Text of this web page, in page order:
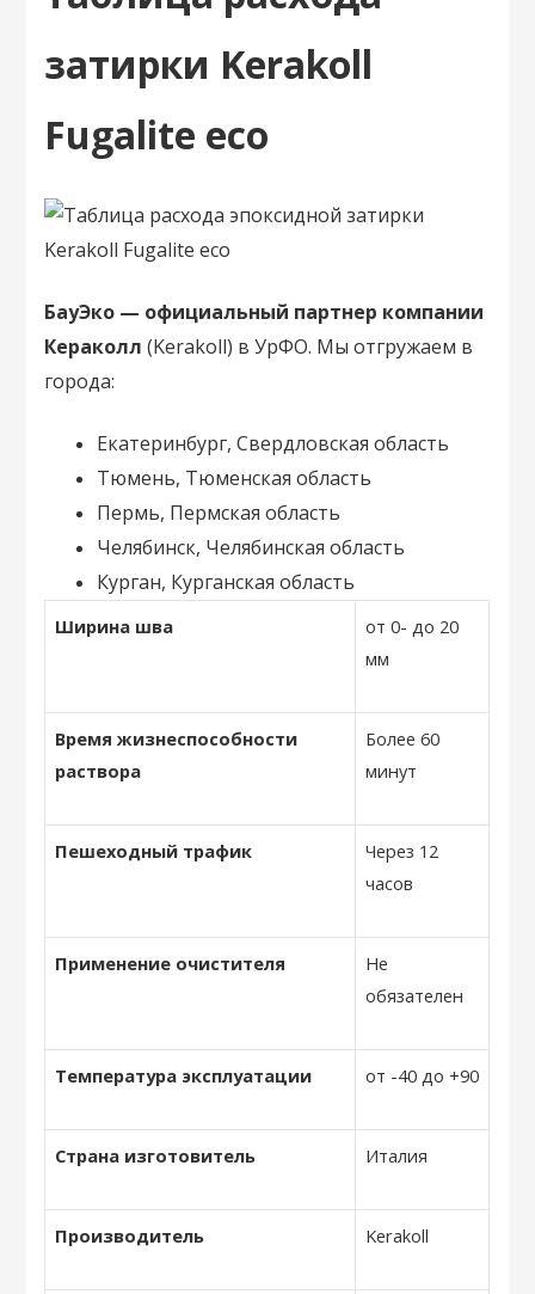
затирки Kerakoll
Fugalite eco
БауЭко — официальный партнер компании
Кераколл (Kerakoll) в УрФО. Мы отгружаем в
города:
Екатеринбург, Свердловская область
Тюмень, Тюменская область
Пермь, Пермская область
Челябинск, Челябинская область
Курган, Курганская область
Ширина шва
от 0- до 20
мм
Время жизнеспособности
раствора
Более 60
минут
Пешеходный трафик
Через 12
часов
Применение очистителя
Не
обязателен
Температура эксплуатации от -40 до +90
Страна изготовитель Италия
Производитель Kerakoll